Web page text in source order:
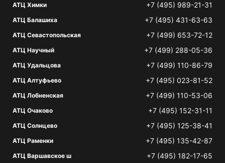
АТЦ Химки +7 (495) 989-21-31
АТЦ Балашиха +7 (495) 431-63-63
АТЦ Севастопольская +7 (499) 653-72-12
АТЦ Научный +7 (499) 288-05-36
АТЦ Удальцова +7 (499) 110-86-79
АТЦ Алтуфьево +7 (495) 023-81-52
АТЦ Лобненская +7 (499) 110-53-06
АТЦ Очаково +7 (495) 152-31-11
АТЦ Солнцево +7 (495) 125-38-41
АТЦ Раменки +7 (495) 135-42-87
АТЦ Варшавское ш +7 (495) 182-17-65